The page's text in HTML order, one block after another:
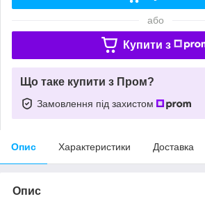
або
Купити з
Що таке купити з Пром?
Замовлення під захистом
Опис Характеристики Доставка
Опис